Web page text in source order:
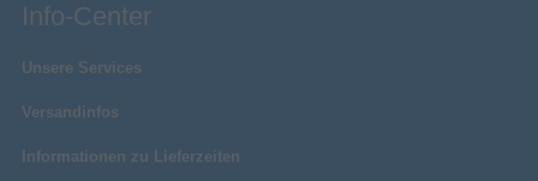
Anzahl der Lautsprecher
Eingebaute Lautsprecher
Verpackungsinformation
Info-Center
Unsere Services
Versandinfos
Informationen zu Lieferzeiten